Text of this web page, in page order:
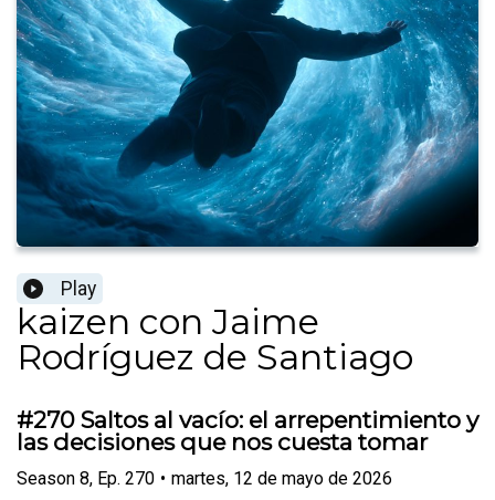
Play
kaizen con Jaime
Rodríguez de Santiago
#270 Saltos al vacío: el arrepentimiento y
las decisiones que nos cuesta tomar
Season 8, Ep. 270 • martes, 12 de mayo de 2026